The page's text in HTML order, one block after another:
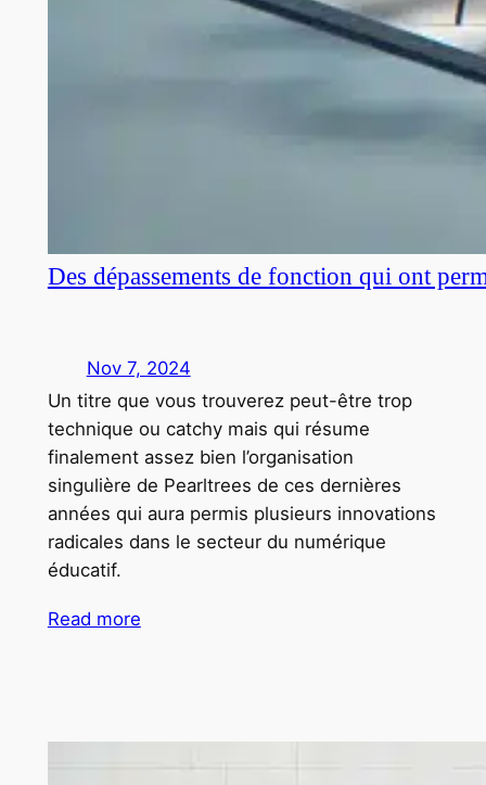
Des dépassements de fonction qui ont
Nov 7, 2024
Un titre que vous trouverez peut-être trop
technique ou catchy mais qui résume
finalement assez bien l’organisation
singulière de Pearltrees de ces dernières
années qui aura permis plusieurs innovations
radicales dans le secteur du numérique
éducatif.
Read more